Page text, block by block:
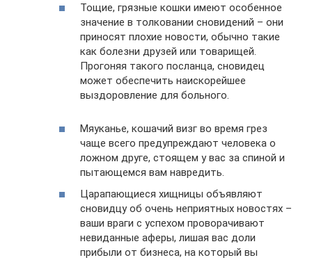
Тощие, грязные кошки имеют особенное
значение в толковании сновидений – они
приносят плохие новости, обычно такие
как болезни друзей или товарищей.
Прогоняя такого посланца, сновидец
может обеспечить наискорейшее
выздоровление для больного.
Мяуканье, кошачий визг во время грез
чаще всего предупреждают человека о
ложном друге, стоящем у вас за спиной и
пытающемся вам навредить.
Царапающиеся хищницы объявляют
сновидцу об очень неприятных новостях –
ваши враги с успехом проворачивают
невиданные аферы, лишая вас доли
прибыли от бизнеса, на который вы